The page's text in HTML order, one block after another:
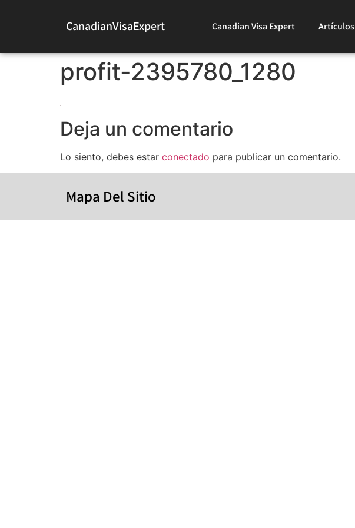
CanadianVisaExpert Canadian Visa Expert Artículos
profit-2395780_1280
Deja un comentario
Lo siento, debes estar conectado para publicar un comentario.
Mapa Del Sitio